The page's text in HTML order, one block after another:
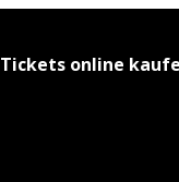
Tickets online